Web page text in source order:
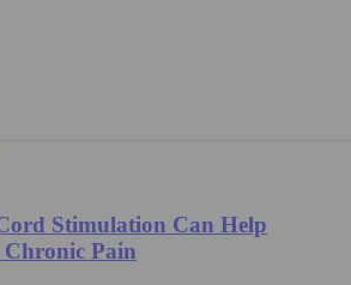
Stimulation Can Help
Pain